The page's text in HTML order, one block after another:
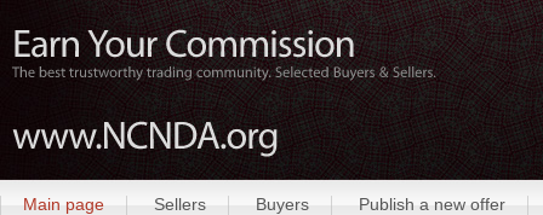
Main page Sellers Buyers Publish a new offer